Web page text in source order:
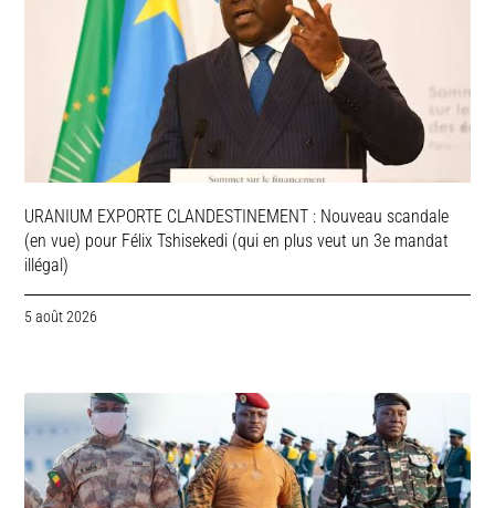
URANIUM EXPORTE CLANDESTINEMENT : Nouveau scandale
(en vue) pour Félix Tshisekedi (qui en plus veut un 3e mandat
illégal)
5 août 2026